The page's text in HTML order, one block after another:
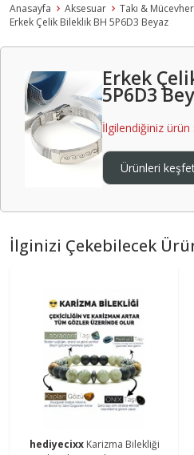
Anasayfa Aksesuar Takı & Mücevher
Erkek Çelik Bileklik BH 5P6D3 Beyaz
Erkek
5P6D3
İlgilendiğiniz ürün
Ürünleri
İlginizi Çekebilecek
hediyecixx Karizma Bilekliği